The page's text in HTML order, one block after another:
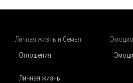
Личная жизнь и Семья
Отношения
Личная жизнь